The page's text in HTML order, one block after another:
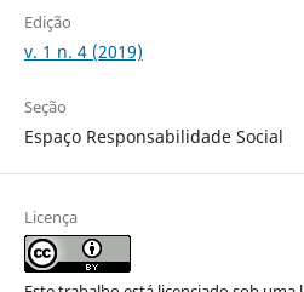
Edição
v. 1 n. 4 (2019)
Seção
Espaço Responsabilidade Social
Licença